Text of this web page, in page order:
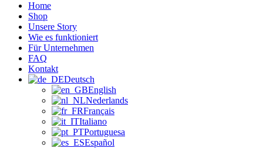
Home
Shop
Unsere Story
Wie es funktioniert
Für Unternehmen
FAQ
Kontakt
Deutsch
English
Nederlands
Français
Italiano
Portuguesa
Español